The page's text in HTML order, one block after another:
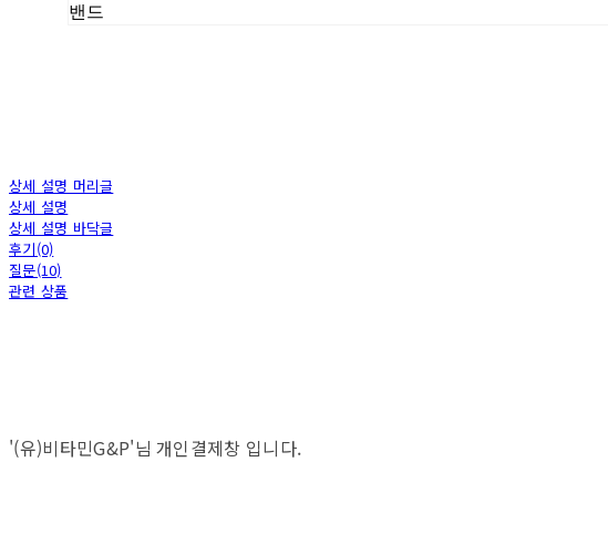
밴드
상세 설명 머리글
상세 설명
상세 설명 바닥글
후기(0)
질문(10)
관련 상품
'(유)비타민G&P'님 개인결제창 입니다.